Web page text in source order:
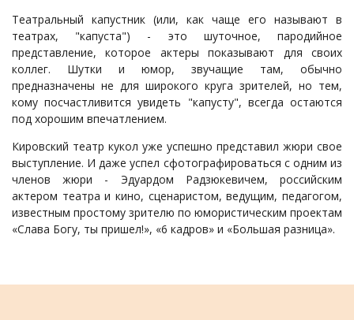
Театральный капустник (или, как чаще его называют в
театрах, "капуста") - это шуточное, пародийное
представление, которое актеры показывают для своих
коллег. Шутки и юмор, звучащие там, обычно
предназначены не для широкого круга зрителей, но тем,
кому посчастливится увидеть "капусту", всегда остаются
под хорошим впечатлением.
Кировский театр кукол уже успешно представил жюри свое
выступление. И даже успел сфотографироваться с одним из
членов жюри - Эдуардом Радзюкевичем, российским
актером театра и кино, сценаристом, ведущим, педагогом,
известным простому зрителю по юмористическим проектам
«Слава Богу, ты пришел!», «6 кадров» и «Большая разница».